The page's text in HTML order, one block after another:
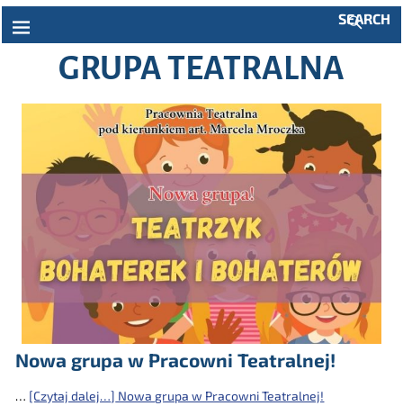
SEARCH
GRUPA TEATRALNA
Nowa grupa w Pracowni Teatralnej!
… [Czytaj dalej…] Nowa grupa w Pracowni Teatralnej!